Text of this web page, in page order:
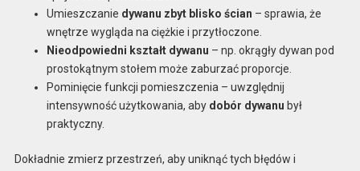
Umieszczanie dywanu zbyt blisko ścian – sprawia, że
wnętrze wygląda na ciężkie i przytłoczone.
Nieodpowiedni kształt dywanu – np. okrągły dywan pod
prostokątnym stołem może zaburzać proporcje.
Pominięcie funkcji pomieszczenia – uwzględnij
intensywność użytkowania, aby dobór dywanu był
praktyczny.
Dokładnie zmierz przestrzeń, aby uniknąć tych błędów i